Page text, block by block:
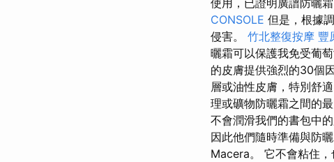
CONSOLE 但是，根據
侵害。 竹北整復按摩 豐
曬霜可以保護我免受葡
的皮膚提供強烈的30個
層或油性皮膚，特別舒適
理或礦物防曬霜之間的
不會潤滑我們的書包中
因此他們隨時準備與防
Macera。 它不會粘住